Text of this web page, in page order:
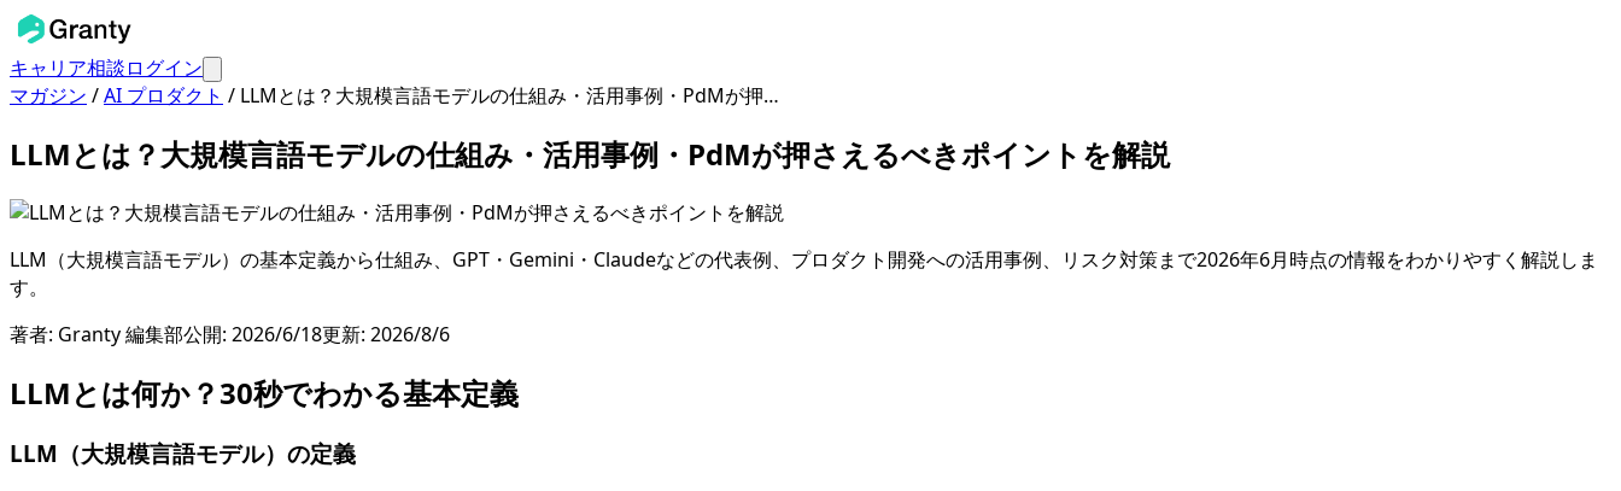
キャリア相談ログイン
マガジン /AI プロダクト / LLMとは？大規模言語モデルの仕組み・活用事例・PdMが押…
LLMとは？大規模言語モデルの仕組み・活用事例・PdMが押さえるべきポイントを解説
LLM（大規模言語モデル）の基本定義から仕組み、GPT・Gemini・Claudeなどの代表例、プロダクト開発への活用事例、リスク対策まで2026年6月時点の情報をわかりやすく解説しま
す。
著者: Granty 編集部公開: 2026/6/18更新: 2026/8/6
LLMとは何か？30秒でわかる基本定義
LLM（大規模言語モデル）の定義